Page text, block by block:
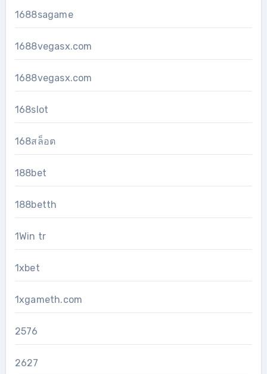
1688sagame
1688vegasx.com
1688vegasx.com
168slot
168สล็อต
188bet
188betth
1Win tr
1xbet
1xgameth.com
2576
2627